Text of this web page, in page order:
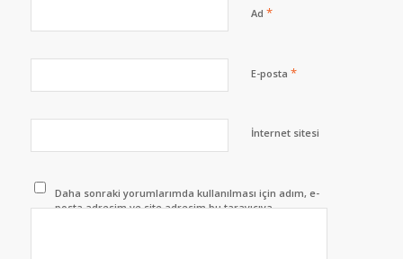
Ad *
E-posta *
İnternet sitesi
Daha sonraki yorumlarımda kullanılması için adım, e-
posta adresim ve site adresim bu tarayıcıya